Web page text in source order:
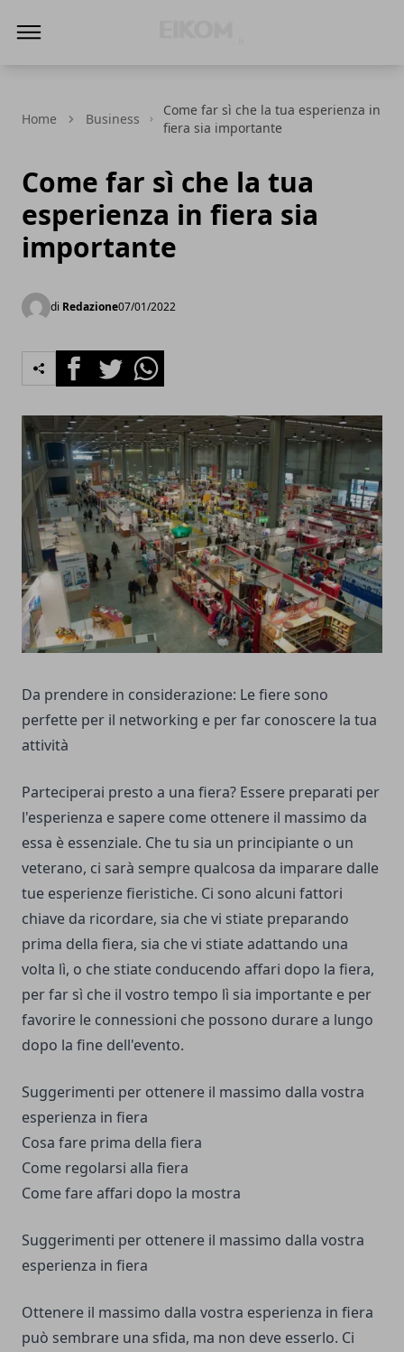
Home Business
Come far sì che la tua esperienza in
fiera sia importante
Come far sì che la tua
esperienza in fiera sia
importante
di Redazione07/01/2022
FacebookTwitterWhatsapp
Da prendere in considerazione: Le fiere sono
perfette per il networking e per far conoscere la tua
attività
Parteciperai presto a una fiera? Essere preparati per
l'esperienza e sapere come ottenere il massimo da
essa è essenziale. Che tu sia un principiante o un
veterano, ci sarà sempre qualcosa da imparare dalle
tue esperienze fieristiche. Ci sono alcuni fattori
chiave da ricordare, sia che vi stiate preparando
prima della fiera, sia che vi stiate adattando una
volta lì, o che stiate conducendo affari dopo la fiera,
per far sì che il vostro tempo lì sia importante e per
favorire le connessioni che possono durare a lungo
dopo la fine dell'evento.
Suggerimenti per ottenere il massimo dalla vostra
esperienza in fiera
Cosa fare prima della fiera
Come regolarsi alla fiera
Come fare affari dopo la mostra
Suggerimenti per ottenere il massimo dalla vostra
esperienza in fiera
Ottenere il massimo dalla vostra esperienza in fiera
può sembrare una sfida, ma non deve esserlo. Ci